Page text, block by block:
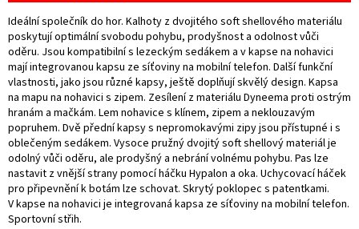
Ideální společník do hor. Kalhoty z dvojitého soft shellového materiálu
poskytují optimální svobodu pohybu, prodyšnost a odolnost vůči
oděru. Jsou kompatibilní s lezeckým sedákem a v kapse na nohavici
mají integrovanou kapsu ze síťoviny na mobilní telefon. Další funkční
vlastnosti, jako jsou různé kapsy, ještě doplňují skvělý design. Kapsa
na mapu na nohavici s zipem. Zesílení z materiálu Dyneema proti ostrým
hranám a mačkám. Lem nohavice s klínem, zipem a neklouzavým
popruhem. Dvě přední kapsy s nepromokavými zipy jsou přístupné i s
oblečeným sedákem. Vysoce pružný dvojitý soft shellový materiál je
odolný vůči oděru, ale prodyšný a nebrání volnému pohybu. Pas lze
nastavit z vnější strany pomocí háčku Hypalon a oka. Uchycovací háček
pro připevnění k botám lze schovat. Skrytý poklopec s patentkami.
V kapse na nohavici je integrovaná kapsa ze síťoviny na mobilní telefon.
Sportovní střih.